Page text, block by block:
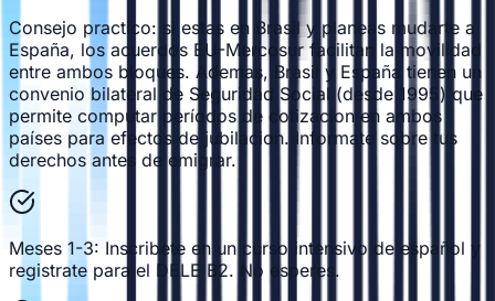
Consejo practico: si estas en Brasil y planeas mudarte a
España, los acuerdos EU-Mercosur facilitan la movilidad
entre ambos bloques. Ademas, Brasil y España tienen un
convenio bilateral de Seguridad Social (desde 1995) que
permite computar períodos de cotizacion en ambos
países para efectos de jubilacion. Informate sobre tus
derechos antes de emigrar.
Meses 1-3: Inscribete en un curso intensivo de español y
registrate para el DELE B2. No esperes.